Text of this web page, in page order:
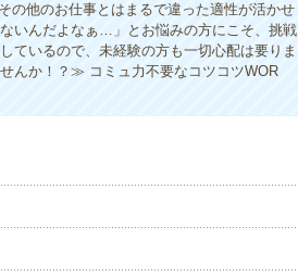
他のお仕事とはまるで違った適性が活かせ
いんだよなぁ…」とお悩みの方にこそ、挑戦
ているので、未経験の方も一切心配は要りま
んか！？≫ コミュ力不要なコツコツWOR